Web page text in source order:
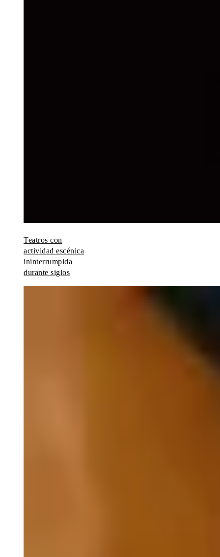
Teatros con
actividad escénica
ininterrumpida
durante siglos